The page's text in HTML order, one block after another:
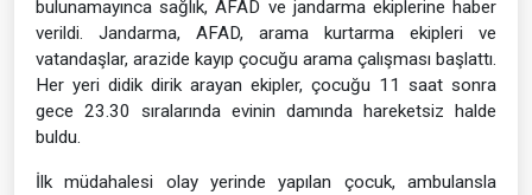
bulunamayınca sağlık, AFAD ve jandarma ekiplerine haber
verildi. Jandarma, AFAD, arama kurtarma ekipleri ve
vatandaşlar, arazide kayıp çocuğu arama çalışması başlattı.
Her yeri didik dirik arayan ekipler, çocuğu 11 saat sonra
gece 23.30 sıralarında evinin damında hareketsiz halde
buldu.
İlk müdahalesi olay yerinde yapılan çocuk, ambulansla